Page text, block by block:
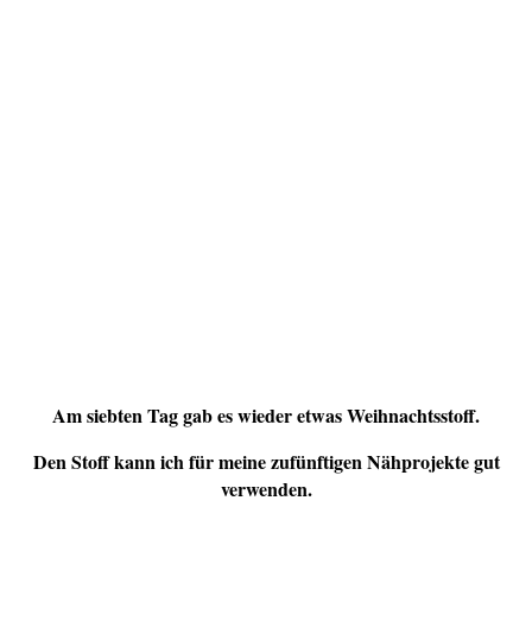
Am siebten Tag gab es wieder etwas Weihnachtsstoff.
Den Stoff kann ich für meine zufünftigen Nähprojekte gut
verwenden.